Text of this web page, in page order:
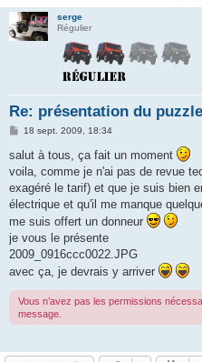
serge
Régulier
Re: présentation du puzzle
M
s
s
a
g
e
18 sept. 2009, 18:34
salut à tous, ça fait un moment
voila, comme je n'ai pas de revue
exagéré le tarif) et que je suis bien
électrique et qu'il me manque
me suis offert un donneur
je vous le présente
2009_0916ccc0022.JPG
avec ça, je devrais y arriver
Vous n’avez pas les permissions
message.